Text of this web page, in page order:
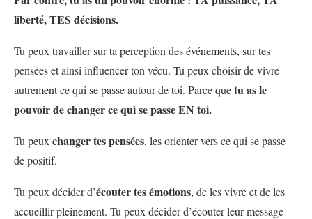
liberté, TES décisions.
Tu peux travailler sur ta perception des événements, sur tes
pensées et ainsi influencer ton vécu. Tu peux choisir de vivre
autrement ce qui se passe autour de toi. Parce quetu as le
pouvoir de changer ce qui se passe EN toi.
Tu peux changer tes pensées, les orienter vers ce qui se passe
de positif.
Tu peux décider d’écouter tes émotions, de les vivre et de les
accueillir pleinement. Tu peux décider d’écouter leur message